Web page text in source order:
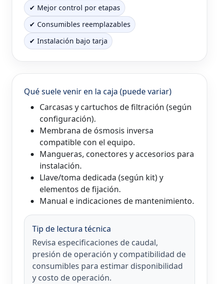
✔ Mejor control por etapas
✔ Consumibles reemplazables
✔ Instalación bajo tarja
Qué suele venir en la caja (puede variar)
Carcasas y cartuchos de filtración (según
configuración).
Membrana de ósmosis inversa
compatible con el equipo.
Mangueras, conectores y accesorios para
instalación.
Llave/toma dedicada (según kit) y
elementos de fijación.
Manual e indicaciones de mantenimiento.
Tip de lectura técnica
Revisa especificaciones de caudal,
presión de operación y compatibilidad de
consumibles para estimar disponibilidad
y costo de operación.